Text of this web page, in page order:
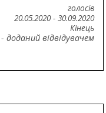
голосів
20.05.2020- 30.09.2020
Кінець
- доданий відвідувачем